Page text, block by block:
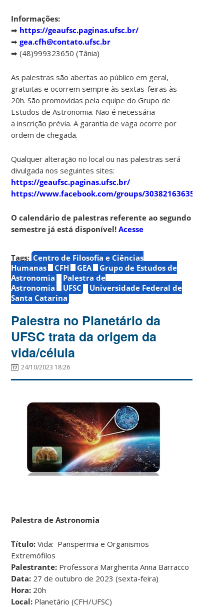
Informações:
➡ https://geaufsc.paginas.ufsc.br/
➡gea.cfh@contato.ufsc.br
➡ (48)999323650 (Tânia)
As palestras são abertas ao público em geral,
gratuitas e ocorrem sempre às sextas-feiras às
20h. São promovidas pela equipe do Grupo de
Estudos de Astronomia. Não é necessária
a inscrição prévia. A garantia de vaga ocorre por
ordem de chegada.
Qualquer alteração no local ou nas palestras será
divulgada nos seguintes sites:
https://geaufsc.paginas.ufsc.br/
https://www.facebook.com/groups/303821636357910
O calendário de palestras referente ao segundo
semestre já está disponível!Acesse
Tags: Centro de Filosofia e Ciências
Humanas
CFH GEA
Grupo de Estudos de
Astronomia
Palestra de
Astronomia
UFSC
Universidade Federal de
Santa Catarina
Palestra no Planetário da
UFSC trata da origem da
vida/célula
24/10/2023 18:26
Palestra de Astronomia
Título: Vida: Panspermia e Organismos
Extremófilos
Palestrante: Professora Margherita Anna Barracco
Data: 27 de outubro de 2023 (sexta-feira)
Hora: 20h
Local: Planetário (CFH/UFSC)